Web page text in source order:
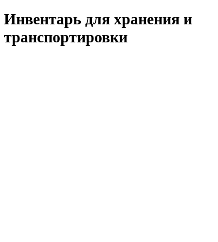
Инвентарь для хранения и
транспортировки